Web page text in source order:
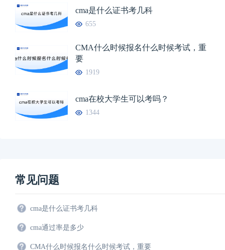
cma是什么证书考几科
655
CMA什么时候报名什么时候考试，重
要
1919
cma在校大学生可以考吗？
1344
常见问题
cma是什么证书考几科
cma通过率是多少
CMA什么时候报名什么时候考试，重要